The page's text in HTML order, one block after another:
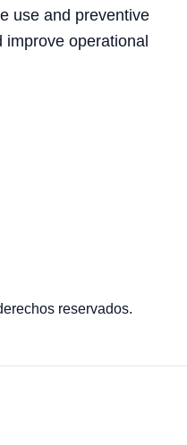
use and preventive
operational
reservados.